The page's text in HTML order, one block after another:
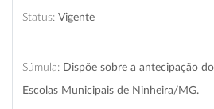
Status: Vigente
Súmula: Dispõe sobre a antecipação
Escolas Municipais de Ninheira/MG.